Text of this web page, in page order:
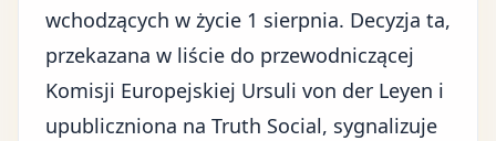
wchodzących w życie 1 sierpnia. Decyzja ta,
przekazana w liście do przewodniczącej
Komisji Europejskiej Ursuli von der Leyen i
upubliczniona na Truth Social, sygnalizuje